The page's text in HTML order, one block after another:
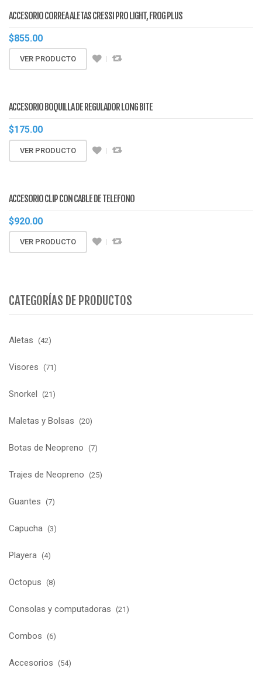
ACCESORIO CORREA ALETAS CRESSI PRO LIGHT, FROG PLUS
$855.00
VER PRODUCTO
ACCESORIO BOQUILLA DE REGULADOR LONG BITE
$175.00
VER PRODUCTO
ACCESORIO CLIP CON CABLE DE TELEFONO
$920.00
VER PRODUCTO
CATEGORÍAS DE PRODUCTOS
Aletas (42)
Visores (71)
Snorkel (21)
Maletas y Bolsas (20)
Botas de Neopreno (7)
Trajes de Neopreno (25)
Guantes (7)
Capucha (3)
Playera (4)
Octopus (8)
Consolas y computadoras (21)
Combos (6)
Accesorios (54)